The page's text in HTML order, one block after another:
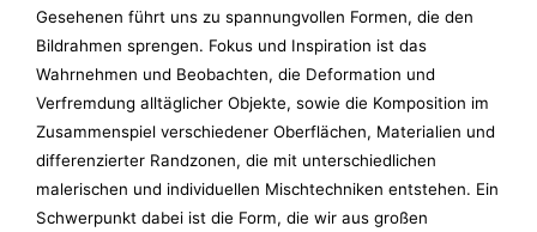
Gesehenen führt uns zu spannungvollen Formen, die den
Bildrahmen sprengen. Fokus und Inspiration ist das
Wahrnehmen und Beobachten, die Deformation und
Verfremdung alltäglicher Objekte, sowie die Komposition im
Zusammenspiel verschiedener Oberflächen, Materialien und
differenzierter Randzonen, die mit unterschiedlichen
malerischen und individuellen Mischtechniken entstehen. Ein
Schwerpunkt dabei ist die Form, die wir aus großen